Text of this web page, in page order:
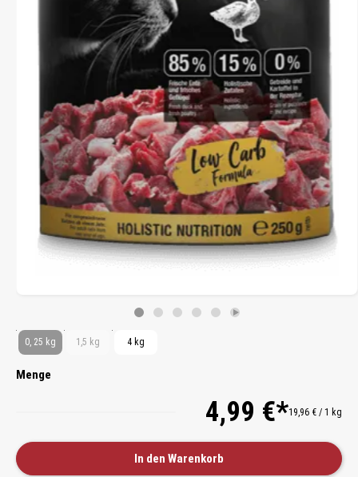
0, 25 kg 1,5 kg 4 kg
Menge
4,99 €*19,96 € / 1 kg
In den Warenkorb